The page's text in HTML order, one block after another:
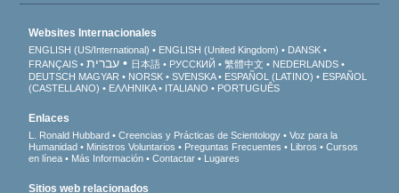
Websites Internacionales
ENGLISH (US/International) ENGLISH (United Kingdom)
DANSK
FRANÇAIS
עברית 日本語 РУССКИЙ 繁體中文
NEDERLANDS
DEUTSCH MAGYAR NORSK SVENSKA ESPAÑOL (LATINO)
ESPAÑOL
(CASTELLANO)
ΕΛΛΗΝΙΚA ITALIANO PORTUGUÊS
Enlaces
L. Ronald Hubbard Creencias y Prácticas de Scientology
Voz para la
Humanidad
Ministros Voluntarios Preguntas Frecuentes Libros
Cursos
en línea
Más Información Contactar Lugares
Sitios web relacionados